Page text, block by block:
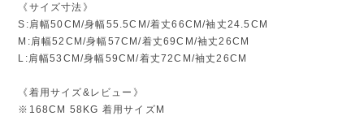
《サイズ寸法》
S:肩幅50CM/身幅55.5CM/着丈66CM/袖丈24.5CM
M:肩幅52CM/身幅57CM/着丈69CM/袖丈26CM
L:肩幅53CM/身幅59CM/着丈72CM/袖丈26CM
《着用サイズ&レビュー》
※168CM 58KG 着用サイズM